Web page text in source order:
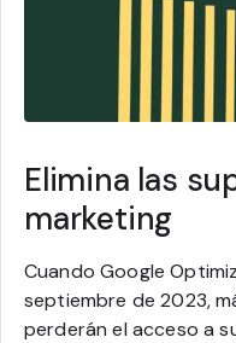
Elimina las
marketing
Cuando Google
septiembre de 2023,
perderán el acceso a